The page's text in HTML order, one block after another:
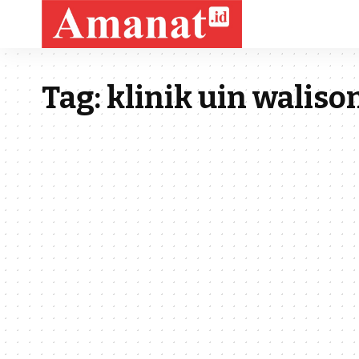
Tag:klinik uin